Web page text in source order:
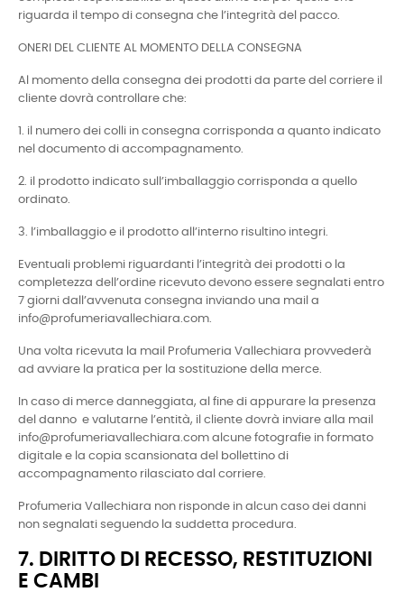
riguarda il tempo di consegna che l’integrità del pacco.
ONERI DEL CLIENTE AL MOMENTO DELLA CONSEGNA
Al momento della consegna dei prodotti da parte del corriere il
cliente dovrà controllare che:
1. il numero dei colli in consegna corrisponda a quanto indicato
nel documento di accompagnamento.
2. il prodotto indicato sull’imballaggio corrisponda a quello
ordinato.
3. l’imballaggio e il prodotto all’interno risultino integri.
Eventuali problemi riguardanti l’integrità dei prodotti o la
completezza dell’ordine ricevuto devono essere segnalati entro
7 giorni dall’avvenuta consegna inviando una mail a
info@profumeriavallechiara.com.
Una volta ricevuta la mail Profumeria Vallechiara provvederà
ad avviare la pratica per la sostituzione della merce.
In caso di merce danneggiata, al fine di appurare la presenza
del danno e valutarne l’entità, il cliente dovrà inviare alla mail
info@profumeriavallechiara.com alcune fotografie in formato
digitale e la copia scansionata del bollettino di
accompagnamento rilasciato dal corriere.
Profumeria Vallechiara non risponde in alcun caso dei danni
non segnalati seguendo la suddetta procedura.
7. DIRITTO DI RECESSO, RESTITUZIONI
E CAMBI